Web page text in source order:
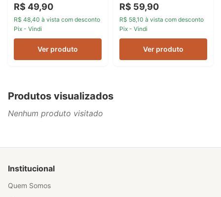
R$ 49,90
R$ 48,40 à vista com desconto
Pix - Vindi
Ver produto
R$ 59,90
R$ 58,10 à vista com desconto
Pix - Vindi
Ver produto
Produtos visualizados
Nenhum produto visitado
Institucional
Quem Somos